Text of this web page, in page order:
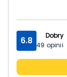
6.8
Dobry
49 opinii